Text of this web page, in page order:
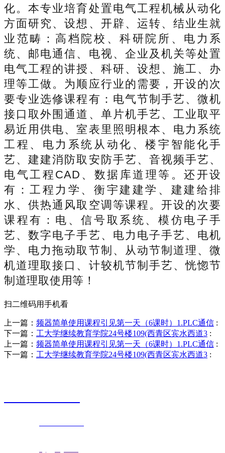
化。本专业培育处置电气工程机械从动化
方面研究、设想、开辟、运转、结业生就
业范畴：高档院校、科研院所、电力系
统、邮电通信、电视、企业及机关等处置
电气工程的讲授、科研、设想、施工、办
理等工做。为顺应行业的需要，开设的次
要专业选修课程有：电气节制手艺、微机
接口取外围通道、单片机手艺、工业取平
易近用供电、室表里照明根本、电力系统
工程、电力系统从动化、楼宇智能化手
艺、建建消防取安防手艺、音视频手艺、
电气工程CAD、数据库道理等。还开设
有：工程力学、衡宇建建学、建建给排
水、供热通风取空调等课程。开设的次要
课程有：电、信号取系统、模仿电子手
艺、数字电子手艺、电力电子手艺、电机
学、电力拖动取节制、从动节制道理、微
机道理取接口、计较机节制手艺、恍惚节
制道理取使用等！
扫二维码用手机看
上一篇： 频器简单使用课程引见第一天（6课时）1.PLC通信 :
下一篇： 工大学继续教育学院24号楼109(西青区宾水西道3 :
上一篇： 频器简单使用课程引见第一天（6课时）1.PLC通信 :
下一篇： 工大学继续教育学院24号楼109(西青区宾水西道3 :